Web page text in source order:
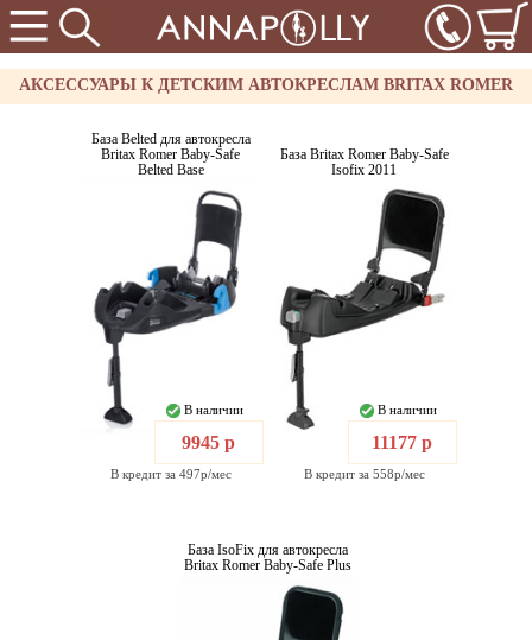
АКСЕССУАРЫ К ДЕТСКИМ АВТОКРЕСЛАМ BRITAX ROMER
База Belted для автокресла
Britax Romer Baby-Safe
Belted Base
В наличии
9945 р
В кредит за 497р/мес
База Britax Romer Baby-Safe
Isofix 2011
В наличии
11177 р
В кредит за 558р/мес
База IsoFix для автокресла
Britax Romer Baby-Safe Plus